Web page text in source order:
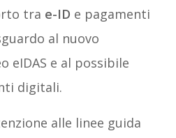
tra e-ID e pagamenti
al nuovo
eIDAS e al possibile
digitali.
alle linee guida